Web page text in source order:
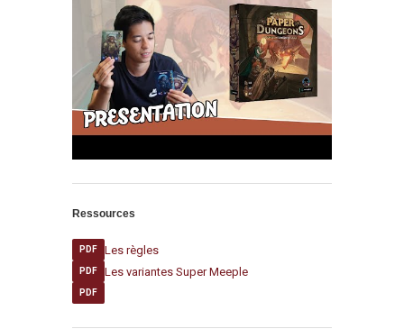
Ressources
PDF Les règles
PDF Les variantes Super Meeple
PDF